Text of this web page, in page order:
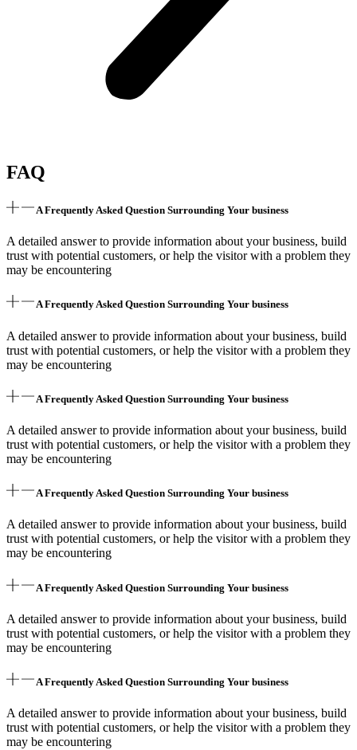
FAQ
A Frequently Asked Question Surrounding Your business
A detailed answer to provide information about your business, build
trust with potential customers, or help the visitor with a problem they
may be encountering
A Frequently Asked Question Surrounding Your business
A detailed answer to provide information about your business, build
trust with potential customers, or help the visitor with a problem they
may be encountering
A Frequently Asked Question Surrounding Your business
A detailed answer to provide information about your business, build
trust with potential customers, or help the visitor with a problem they
may be encountering
A Frequently Asked Question Surrounding Your business
A detailed answer to provide information about your business, build
trust with potential customers, or help the visitor with a problem they
may be encountering
A Frequently Asked Question Surrounding Your business
A detailed answer to provide information about your business, build
trust with potential customers, or help the visitor with a problem they
may be encountering
A Frequently Asked Question Surrounding Your business
A detailed answer to provide information about your business, build
trust with potential customers, or help the visitor with a problem they
may be encountering